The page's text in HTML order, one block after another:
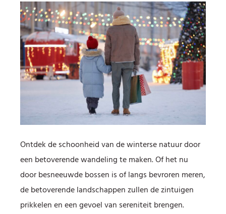
Ontdek de schoonheid van de winterse natuur door
een betoverende wandeling te maken. Of het nu
door besneeuwde bossen is of langs bevroren meren,
de betoverende landschappen zullen de zintuigen
prikkelen en een gevoel van sereniteit brengen.